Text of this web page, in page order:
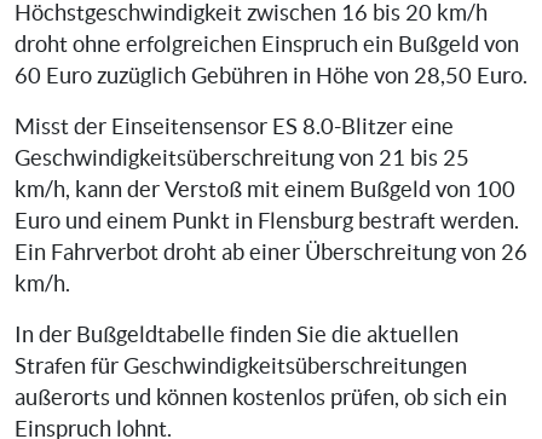
Höchstgeschwindigkeit zwischen 16 bis 20 km/h
droht ohne erfolgreichen Einspruch ein Bußgeld von
60 Euro zuzüglich Gebühren in Höhe von 28,50 Euro.
Misst der Einseitensensor ES 8.0-Blitzer eine
Geschwindigkeitsüberschreitung von 21 bis 25
km/h, kann der Verstoß mit einem Bußgeld von 100
Euro und einem Punkt in Flensburg bestraft werden.
Ein Fahrverbot droht ab einer Überschreitung von 26
km/h.
In der Bußgeldtabelle finden Sie die aktuellen
Strafen für Geschwindigkeitsüberschreitungen
außerorts und können kostenlos prüfen, ob sich ein
Einspruch lohnt.